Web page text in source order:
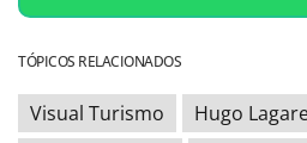
TÓPICOS RELACIONADOS
Visual Turismo Hugo